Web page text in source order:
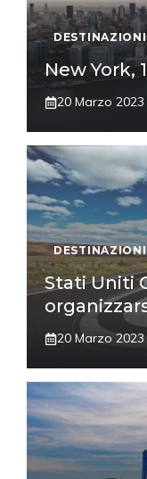
DESTINAZIONI
New York,
20 Marzo 2023
DESTINAZIONI
Stati Uniti
20 Marzo 2023